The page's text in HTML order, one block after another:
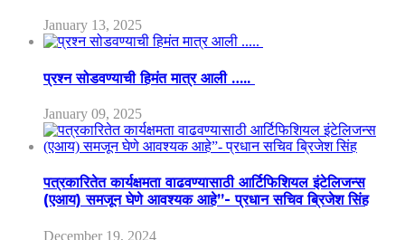
January 13, 2025
प्रश्न सोडवण्याची हिमंत मात्र आली …..
January 09, 2025
पत्रकारितेत कार्यक्षमता वाढवण्यासाठी आर्टिफिशियल इंटेलिजन्स
(एआय) समजून घेणे आवश्यक आहे”- प्रधान सचिव ब्रिजेश सिंह
December 19, 2024